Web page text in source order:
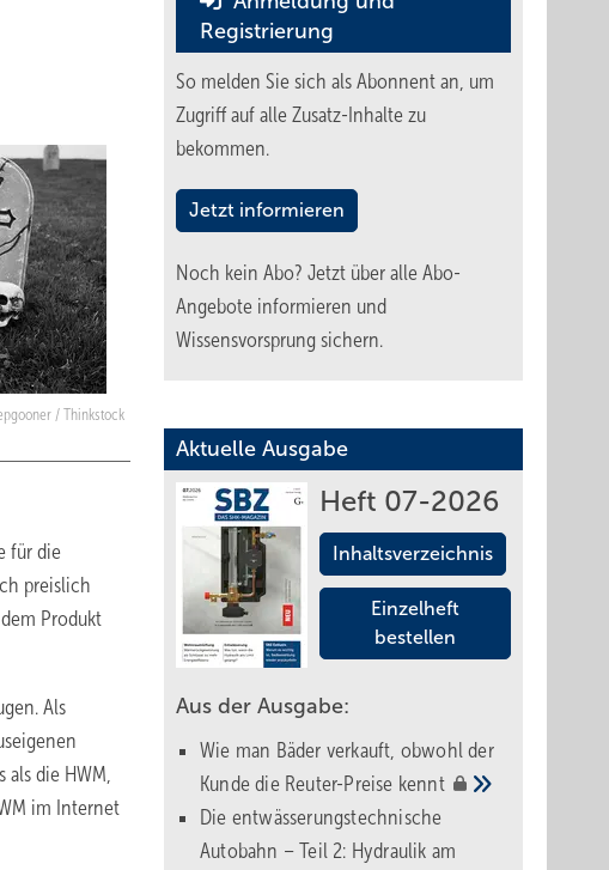
/ Thinkstock
für die
preislich
Produkt
Als
die HWM,
im Internet
Registrierung
So melden Sie sich als Abonnent an, um
Zugriff auf alle Zusatz-Inhalte zu
bekommen.
Jetzt informieren
Noch kein Abo? Jetzt über alle Abo-
Angebote informieren und
Wissensvorsprung sichern.
Aktuelle Ausgabe
Heft 07-2026
Inhaltsverzeichnis
Einzelheft
bestellen
Aus der Ausgabe:
Wie man Bäder verkauft, obwohl der
Kunde die Reuter-Preise kennt
Die entwässerungstechnische
Autobahn – Teil 2: Hydraulik am